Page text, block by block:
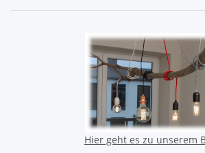
Hier geht es zu unserem